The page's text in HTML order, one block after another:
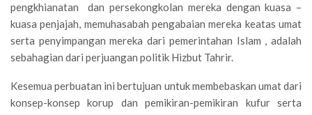
pengkhianatan dan persekongkolan mereka dengan kuasa –
kuasa penjajah, memuhasabah pengabaian mereka keatas umat
serta penyimpangan mereka dari pemerintahan Islam , adalah
sebahagian dari perjuangan politik Hizbut Tahrir.
Kesemua perbuatan ini bertujuan untuk membebaskan umat dari
konsep-konsep korup dan pemikiran-pemikiran kufur serta